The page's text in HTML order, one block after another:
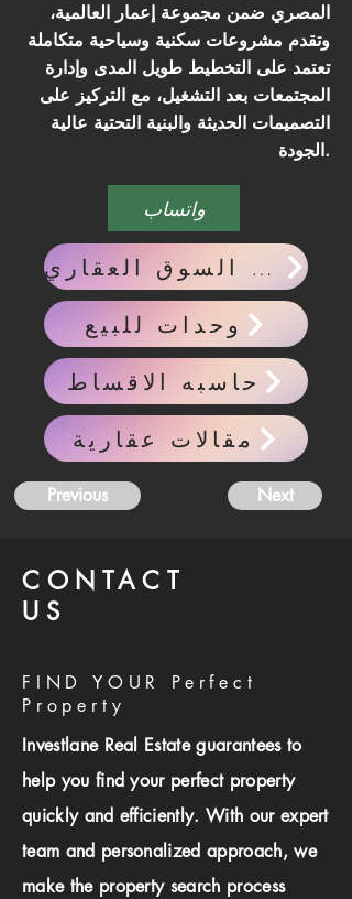
المصري ضمن مجموعة إعمار العالمية،
وتقدم مشروعات سكنية وسياحية متكاملة
تعتمد على التخطيط طويل المدى وإدارة
المجتمعات بعد التشغيل، مع التركيز على
التصميمات الحديثة والبنية التحتية عالية
الجودة.
واتساب
احدث اخبار السوق العقاري
وحدات للبيع
حاسبه الاقساط
مقالات عقارية
Previous Next
CONTACT
US
FIND YOUR Perfect
Property
Investlane Real Estate guarantees to
help you find your perfect property
quickly and efficiently. With our expert
team and personalized approach, we
make the property search process